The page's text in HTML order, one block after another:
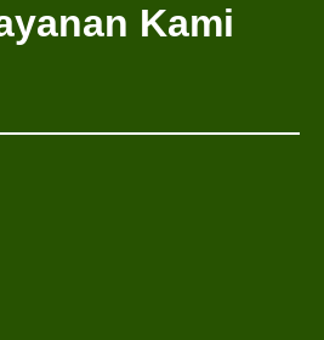
Kami